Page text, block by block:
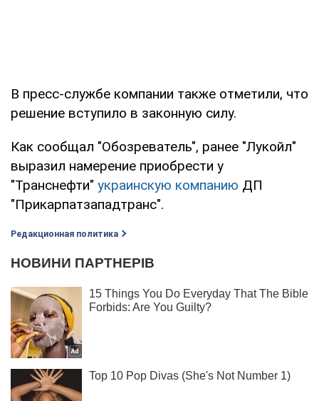
В пресс-службе компании также отметили, что
решение вступило в законную силу.
Как сообщал "Обозреватель", ранее "Лукойл"
выразил намерение приобрести у
"Транснефти" украинскую компанию ДП
"Прикарпатзападтранс".
Редакционная политика